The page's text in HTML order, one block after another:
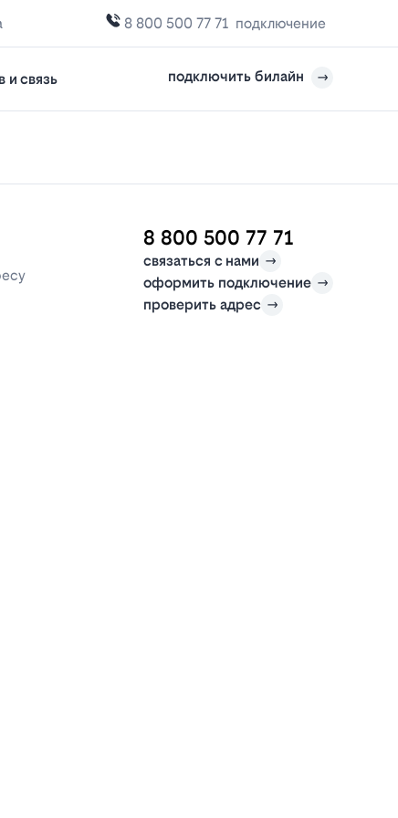
8 800 500 77 71 подключение
и связь подключить билайн
8 800 500 77 71
связаться с нами
оформить подключение
проверить адрес